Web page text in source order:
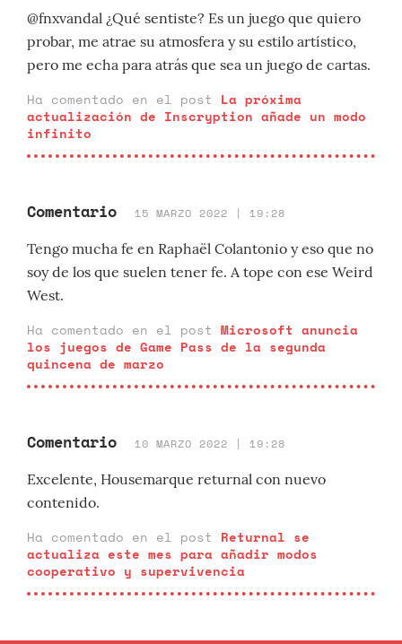
@fnxvandal ¿Qué sentiste? Es un juego que quiero
probar, me atrae su atmosfera y su estilo artístico,
pero me echa para atrás que sea un juego de cartas.
Ha comentado en el post La próxima
actualización de Inscryption añade un modo
infinito
Comentario 15 MARZO 2022 | 19:28
Tengo mucha fe en Raphaël Colantonio y eso que no
soy de los que suelen tener fe. A tope con ese Weird
West.
Ha comentado en el post Microsoft anuncia
los juegos de Game Pass de la segunda
quincena de marzo
Comentario 10 MARZO 2022 | 19:28
Excelente, Housemarque returnal con nuevo
contenido.
Ha comentado en el post Returnal se
actualiza este mes para añadir modos
cooperativo y supervivencia